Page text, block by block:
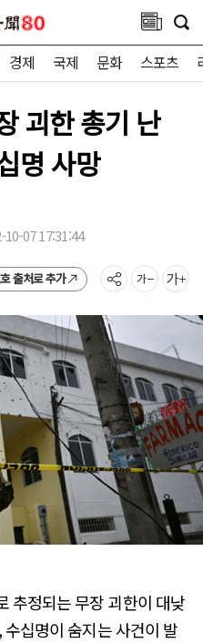
경제 국제 문화 스포츠
괴한 총기 난
명 사망
10-07 17:31:44
출처로 추가
추정되는 무장 괴한이 대낮
십명이 숨지는 사건이 발